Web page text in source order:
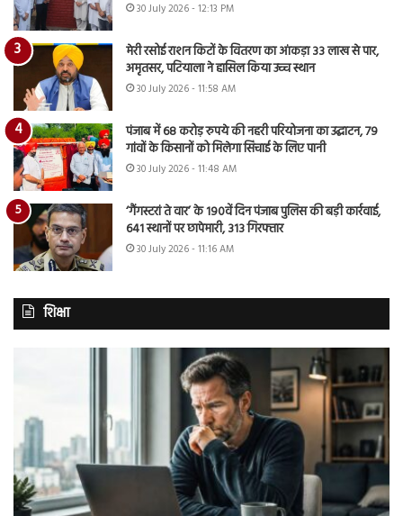
30 July 2026 - 12:13 PM
मेरी रसोई राशन किटों के वितरण का आंकड़ा 33 लाख से पार,
अमृतसर, पटियाला ने हासिल किया उच्च स्थान
30 July 2026 - 11:58 AM
पंजाब में 68 करोड़ रुपये की नहरी परियोजना का उद्घाटन, 79
गांवों के किसानों को मिलेगा सिंचाई के लिए पानी
30 July 2026 - 11:48 AM
‘गैंगस्टरां ते वार’ के 190वें दिन पंजाब पुलिस की बड़ी कार्रवाई,
641 स्थानों पर छापेमारी, 313 गिरफ्तार
30 July 2026 - 11:16 AM
शिक्षा